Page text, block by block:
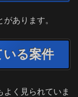
あります。
いる案件
く見られていま